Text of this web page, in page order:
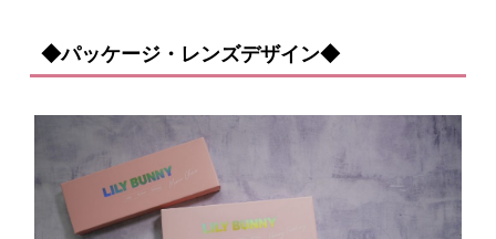
◆パッケージ・レンズデザイン◆